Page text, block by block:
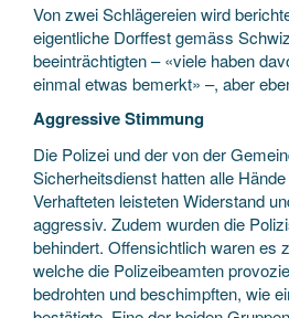
Von zwei Schlägereien wird
eigentliche Dorffest gemäss
beeinträchtigten – «viele haben
einmal etwas bemerkt» –, aber
Aggressive Stimmung
Die Polizei und der von der
Sicherheitsdienst hatten alle
Verhafteten leisteten Widerstand
aggressiv. Zudem wurden die
behindert. Offensichtlich waren es
welche die Polizeibeamten
bedrohten und beschimpften, wie